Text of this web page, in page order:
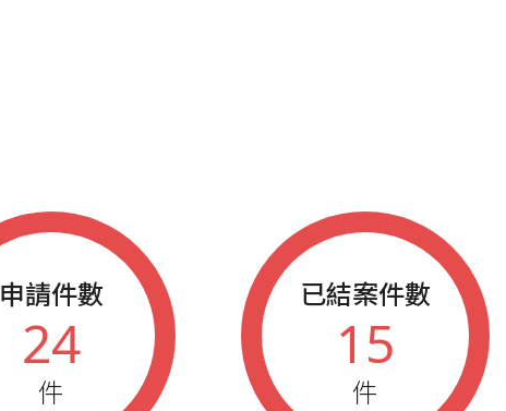
申請件數
24
件
已結案件數
15
件